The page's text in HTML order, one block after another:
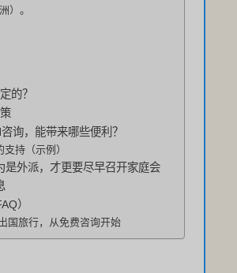
）。
的？
询，能带来哪些便利？
支持（示例）
是外派，才更要尽早召开家庭会
）
国旅行，从免费咨询开始